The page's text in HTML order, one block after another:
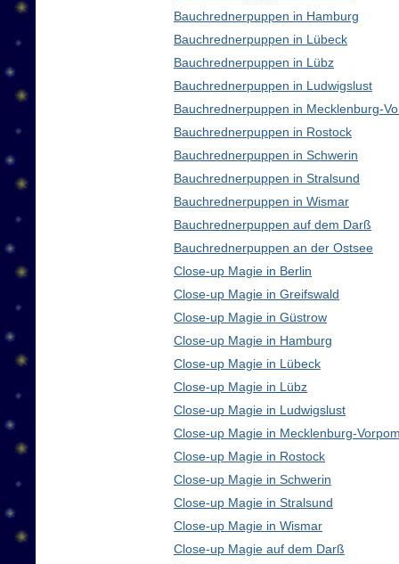
Bauchrednerpuppen in Hamburg
Bauchrednerpuppen in Lübeck
Bauchrednerpuppen in Lübz
Bauchrednerpuppen in Ludwigslust
Bauchrednerpuppen in Mecklenburg-
Bauchrednerpuppen in Rostock
Bauchrednerpuppen in Schwerin
Bauchrednerpuppen in Stralsund
Bauchrednerpuppen in Wismar
Bauchrednerpuppen auf dem Darß
Bauchrednerpuppen an der Ostsee
Close-up Magie in Berlin
Close-up Magie in Greifswald
Close-up Magie in Güstrow
Close-up Magie in Hamburg
Close-up Magie in Lübeck
Close-up Magie in Lübz
Close-up Magie in Ludwigslust
Close-up Magie in Mecklenburg-
Close-up Magie in Rostock
Close-up Magie in Schwerin
Close-up Magie in Stralsund
Close-up Magie in Wismar
Close-up Magie auf dem Darß